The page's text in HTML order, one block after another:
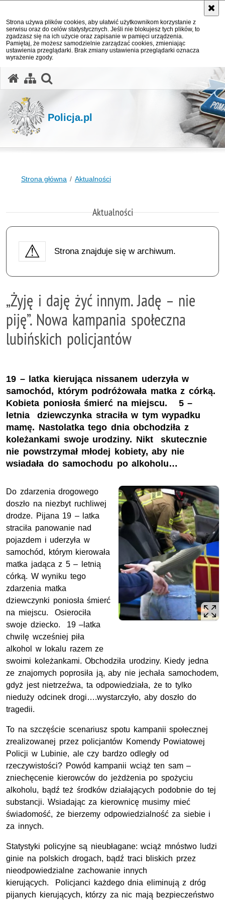
Strona używa plików cookies, aby ułatwić użytkownikom korzystanie z
serwisu oraz do celów statystycznych. Jeśli nie blokujesz tych plików, to
zgadzasz się na ich użycie oraz zapisanie w pamięci urządzenia.
Pamiętaj, że możesz samodzielnie zarządzać cookies, zmieniając
ustawienia przeglądarki. Brak zmiany ustawienia przeglądarki oznacza
wyrażenie zgody.
Policja.pl
Strona główna Aktualności
Aktualności
Strona znajduje się w archiwum.
„Żyję i daję żyć innym. Jadę – nie
piję”. Nowa kampania społeczna
lubińskich policjantów
19 – latka kierująca nissanem uderzyła w
samochód, którym podróżowała matka z córką.
Kobieta poniosła śmierć na miejscu. 5 –
letnia dziewczynka straciła w tym wypadku
mamę. Nastolatka tego dnia obchodziła z
koleżankami swoje urodziny. Nikt skutecznie
nie powstrzymał młodej kobiety, aby nie
wsiadała do samochodu po alkoholu…
Do zdarzenia drogowego
doszło na niezbyt ruchliwej
drodze. Pijana 19 – latka
straciła panowanie nad
pojazdem i uderzyła w
samochód, którym kierowała
matka jadąca z 5 – letnią
córką. W wyniku tego
zdarzenia matka
dziewczynki poniosła śmierć
na miejscu. Osierociła
swoje dziecko. 19 –latka
chwilę wcześniej piła
alkohol w lokalu razem ze
swoimi koleżankami. Obchodziła urodziny. Kiedy jedna
ze znajomych poprosiła ją, aby nie jechała samochodem,
gdyż jest nietrzeźwa, ta odpowiedziała, że to tylko
nieduży odcinek drogi….wystarczyło, aby doszło do
tragedii.
To na szczęście scenariusz spotu kampanii społecznej
zrealizowanej przez policjantów Komendy Powiatowej
Policji w Lubinie, ale czy bardzo odległy od
rzeczywistości? Powód kampanii wciąż ten sam –
zniechęcenie kierowców do jeżdżenia po spożyciu
alkoholu, bądź też środków działających podobnie do tej
substancji. Wsiadając za kierownicę musimy mieć
świadomość, że bierzemy odpowiedzialność za siebie i
za innych.
Statystyki policyjne są nieubłagane: wciąż mnóstwo ludzi
ginie na polskich drogach, bądź traci bliskich przez
nieodpowiedzialne zachowanie innych
kierujących. Policjanci każdego dnia eliminują z dróg
pijanych kierujących, którzy za nic mają bezpieczeństwo